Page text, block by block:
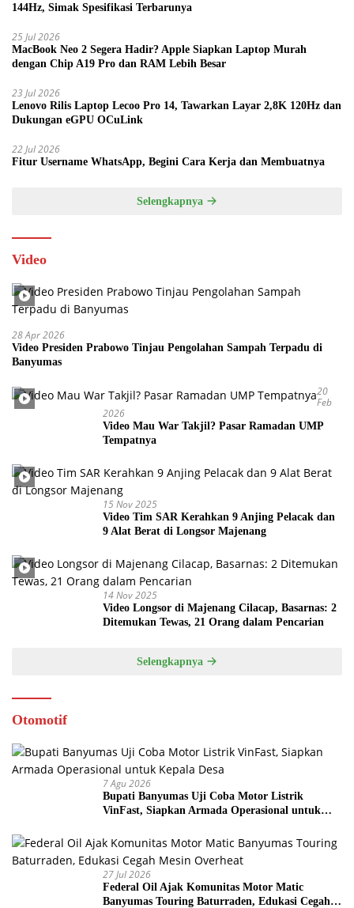
144Hz, Simak Spesifikasi Terbarunya
25 Jul 2026
MacBook Neo 2 Segera Hadir? Apple Siapkan Laptop Murah
dengan Chip A19 Pro dan RAM Lebih Besar
23 Jul 2026
Lenovo Rilis Laptop Lecoo Pro 14, Tawarkan Layar 2,8K 120Hz dan
Dukungan eGPU OCuLink
22 Jul 2026
Fitur Username WhatsApp, Begini Cara Kerja dan Membuatnya
Selengkapnya
Video
28 Apr 2026
Video Presiden Prabowo Tinjau Pengolahan Sampah Terpadu di
Banyumas
20
Feb
2026
Video Mau War Takjil? Pasar Ramadan UMP
Tempatnya
15 Nov 2025
Video Tim SAR Kerahkan 9 Anjing Pelacak dan
9 Alat Berat di Longsor Majenang
14 Nov 2025
Video Longsor di Majenang Cilacap, Basarnas: 2
Ditemukan Tewas, 21 Orang dalam Pencarian
Selengkapnya
Otomotif
7 Agu 2026
Bupati Banyumas Uji Coba Motor Listrik
VinFast, Siapkan Armada Operasional untuk
27 Jul 2026
Federal Oil Ajak Komunitas Motor Matic
Banyumas Touring Baturraden, Edukasi Cegah